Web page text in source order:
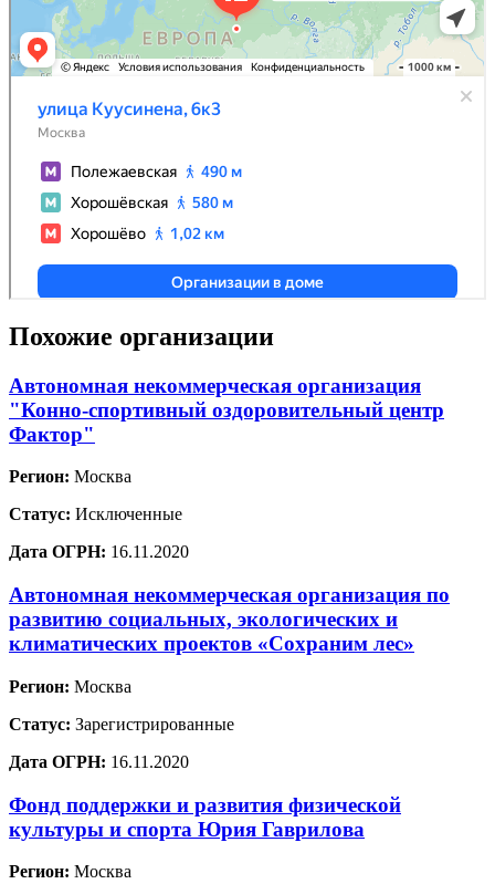
Похожие организации
Автономная некоммерческая организация
"Конно-спортивный оздоровительный центр
Фактор"
Регион: Москва
Статус: Исключенные
Дата ОГРН: 16.11.2020
Автономная некоммерческая организация по
развитию социальных, экологических и
климатических проектов «Сохраним лес»
Регион: Москва
Статус: Зарегистрированные
Дата ОГРН: 16.11.2020
Фонд поддержки и развития физической
культуры и спорта Юрия Гаврилова
Регион: Москва